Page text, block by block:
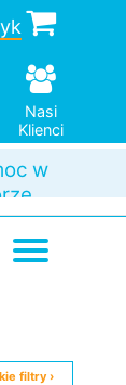
Nasi
Klienci
wybór
w
filtry ›